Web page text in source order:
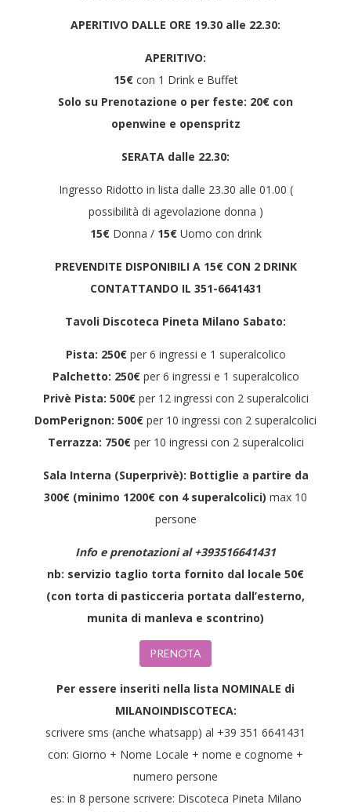
APERITIVO DALLE ORE 19.30 alle 22.30:
APERITIVO:
15€con 1 Drink e Buffet
Solo su Prenotazione o per feste: 20€ con
openwine e openspritz
SERATA dalle 22.30:
Ingresso Ridotto in lista dalle 23.30 alle 01.00 (
possibilità di agevolazione donna )
15€Donna / 15€Uomo con drink
PREVENDITE DISPONIBILI A 15€ CON 2 DRINK
CONTATTANDO IL 351-6641431
Tavoli Discoteca Pineta Milano Sabato:
Pista: 250€per 6 ingressi e 1 superalcolico
Palchetto: 250€per 6 ingressi e 1 superalcolico
Privè Pista: 500€per 12 ingressi con 2 superalcolici
DomPerignon: 500€ per 10 ingressi con 2 superalcolici
Terrazza: 750€ per 10 ingressi con 2 superalcolici
Sala Interna (Superprivè): Bottiglie a partire da
300€ (minimo 1200€ con 4 superalcolici) max 10
persone
Info e prenotazioni al +393516641431
nb: servizio taglio torta fornito dal locale 50€
(con torta di pasticceria portata dall’esterno,
munita di manleva e scontrino)
PRENOTA
Per essere inseriti nella lista NOMINALE di
MILANOINDISCOTECA:
scrivere sms (anche whatsapp) al +39 351 6641431
con: Giorno + Nome Locale + nome e cognome +
numero persone
es: in 8 persone scrivere: Discoteca Pineta Milano